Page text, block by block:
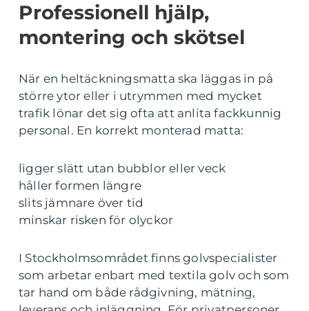
Professionell hjälp,
montering och skötsel
När en heltäckningsmatta ska läggas in på
större ytor eller i utrymmen med mycket
trafik lönar det sig ofta att anlita fackkunnig
personal. En korrekt monterad matta:
ligger slätt utan bubblor eller veck
håller formen längre
slits jämnare över tid
minskar risken för olyckor
I Stockholmsområdet finns golvspecialister
som arbetar enbart med textila golv och som
tar hand om både rådgivning, mätning,